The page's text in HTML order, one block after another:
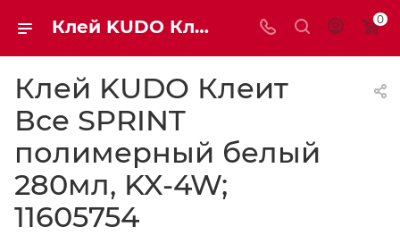
Клей KUDO Клеит Все SPRINT полимерный белый 280мл, KX-4W, 11605754 | Мaxim-stroy 0
Клей KUDO Клеит
Все SPRINT
полимерный белый
280мл, KX-4W;
11605754